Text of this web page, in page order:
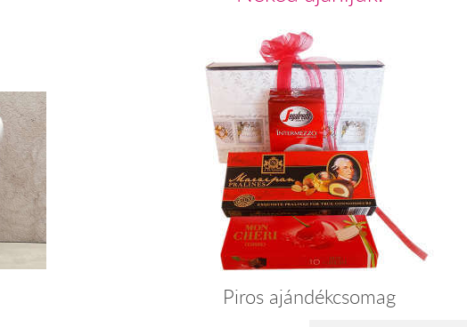
Piros ajándékcsomag